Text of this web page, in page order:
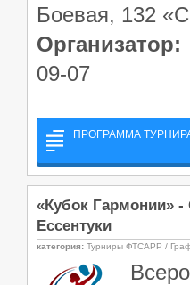
Боевая, 132
Организатор:
09-07
ПРОГРАММА
«Кубок Гармонии» -
Ессентуки
категория: Турниры ФТСАРР /